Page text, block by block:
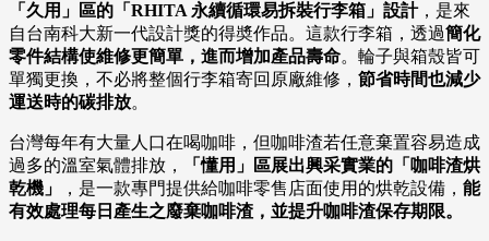
「久用」區的「RHITA 永續循環易拆裝行李箱」設計，是來
自台南科大新一代設計獎的得奬作品。這款行李箱，透過簡化
零件結構使維修更簡單，進而增加產品壽命。輪子與箱殼皆可
單獨更換，不必將整個行李箱寄回原廠維修， 節省時間也減少
運送時的碳排放。
台灣每年有大量人口在喝咖啡，但咖啡渣若任意棄置容易造成
過多的溫室氣體排放，
「懂用」區展出興采實業的「咖啡渣烘
乾機」
，是一款專門提供給咖啡零售店面使用的烘乾設備， 能
有效處理每日產生之廢棄咖啡渣，並提升咖啡渣保存期限。